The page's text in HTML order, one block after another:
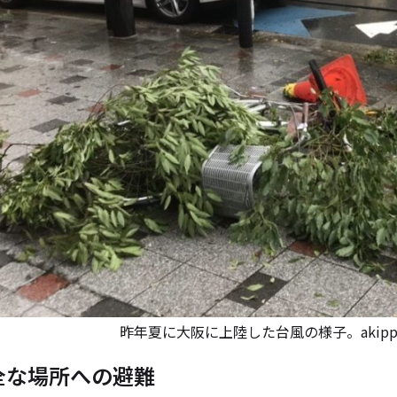
昨年夏に大阪に上陸した台風の様子。
場所への避難